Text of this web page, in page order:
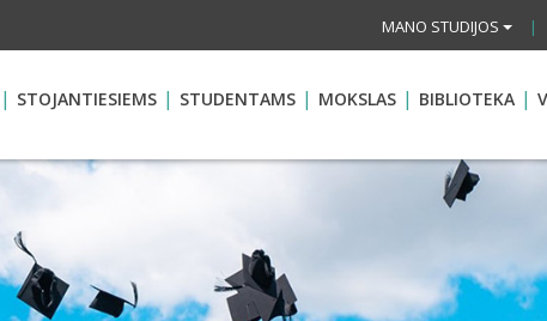
MANO STUDIJOS |
STOJANTIESIEMS STUDENTAMS MOKSLAS BIBLIOTEKA